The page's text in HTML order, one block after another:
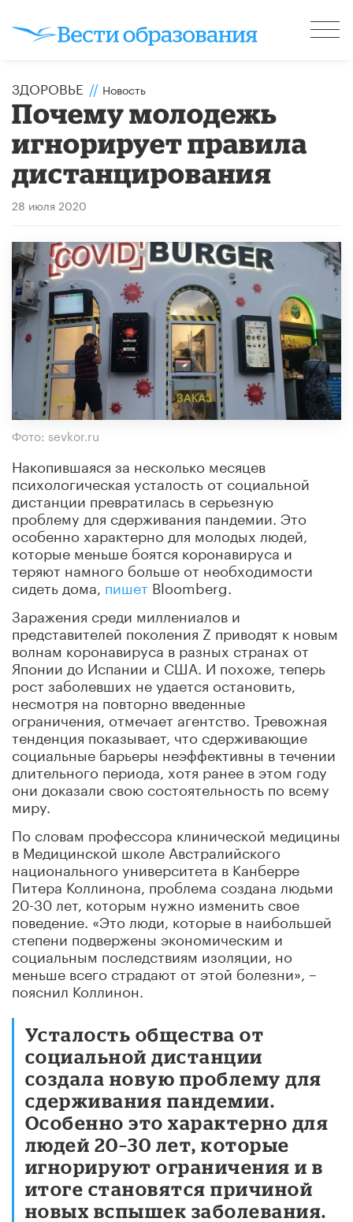
ЗДОРОВЬЕ // Новость
Почему молодежь
игнорирует правила
дистанцирования
28 июля 2020
Фото: sevkor.ru
Накопившаяся за несколько месяцев
психологическая усталость от социальной
дистанции превратилась в серьезную
проблему для сдерживания пандемии. Это
особенно характерно для молодых людей,
которые меньше боятся коронавируса и
теряют намного больше от необходимости
сидеть дома, пишет Bloomberg.
Заражения среди миллениалов и
представителей поколения Z приводят к новым
волнам коронавируса в разных странах от
Японии до Испании и США. И похоже, теперь
рост заболевших не удается остановить,
несмотря на повторно введенные
ограничения, отмечает агентство. Тревожная
тенденция показывает, что сдерживающие
социальные барьеры неэффективны в течении
длительного периода, хотя ранее в этом году
они доказали свою состоятельность по всему
миру.
По словам профессора клинической медицины
в Медицинской школе Австралийского
национального университета в Канберре
Питера Коллинона, проблема создана людьми
20-30 лет, которым нужно изменить свое
поведение. «Это люди, которые в наибольшей
степени подвержены экономическим и
социальным последствиям изоляции, но
меньше всего страдают от этой болезни», –
пояснил Коллинон.
Усталость общества от
социальной дистанции
создала новую проблему для
сдерживания пандемии.
Особенно это характерно для
людей 20–30 лет, которые
игнорируют ограничения и в
итоге становятся причиной
новых вспышек заболевания.